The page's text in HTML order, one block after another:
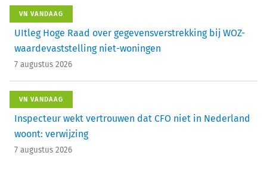
VN VANDAAG
UItleg Hoge Raad over gegevensverstrekking bij WOZ-
waardevaststelling niet-woningen
7 augustus 2026
VN VANDAAG
Inspecteur wekt vertrouwen dat CFO niet in Nederland
woont: verwijzing
7 augustus 2026